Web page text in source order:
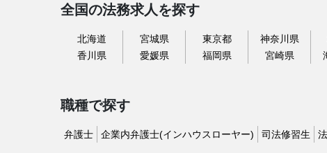
全国の法務求人を探す
北海道 宮城県 東京都 神奈川県
香川県
愛媛県 福岡県 宮崎県
職種で探す
弁護士 企業内弁護士(インハウスローヤー) 司法修習生